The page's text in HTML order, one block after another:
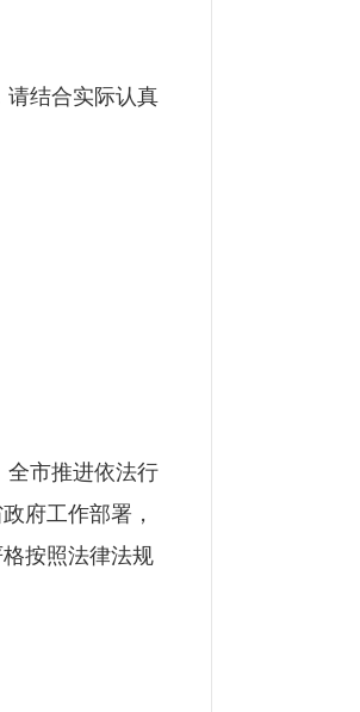
结合实际认真
市推进依法行
府工作部署，
按照法律法规